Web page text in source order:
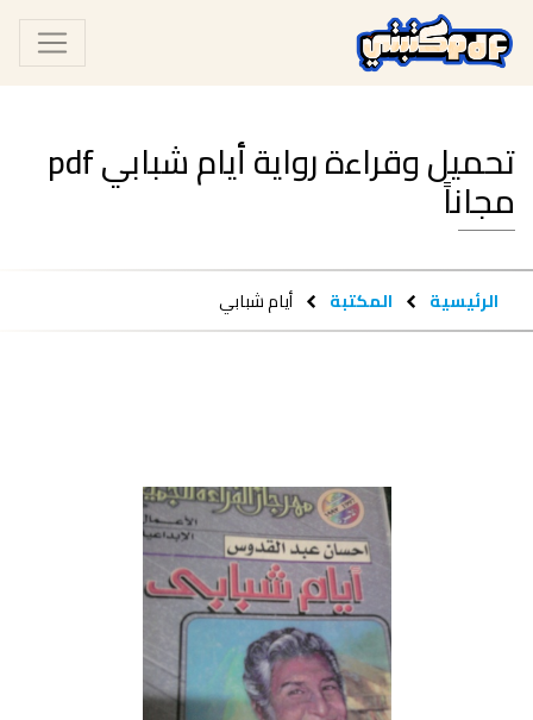
تحميل وقراءة رواية أيام شبابي pdf
مجاناً
الرئيسية المكتبة أيام شبابي